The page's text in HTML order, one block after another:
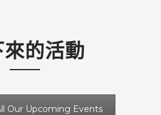
的活動
Our Upcoming Events